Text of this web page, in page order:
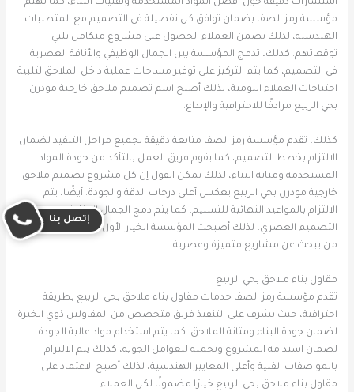
استشارات دقيقة حول أفضل المواد المستخدمة وتقنيات البناء، كما تهتم
مؤسسة رمز الصفا بضمان توافق كل تفصيلة في التصميم مع المتطلبات
الهندسية، لذلك يضمن العملاء الحصول على مشروع متكامل يلبي
توقعاتهم. كذلك، تدمج المؤسسة بين الجمال الوظيفي والأناقة العصرية
في التصميم، كما يتم التركيز على توفير مساحات عملية داخل الملاحق لتلبية
احتياجات العملاء اليومية، لذلك أصبح اسم تصميم ملاحق خارجية مودرن
بحي الربيع مرادفًا للاحترافية والإبداع.
كذلك، تقدم مؤسسة رمز الصفا متابعة دقيقة لجميع مراحل التنفيذ لضمان
الالتزام بخطط التصميم، كما يقوم فريق العمل بالتأكد من جودة المواد
المستخدمة ومتانة البناء، لذلك يمكن القول إن كل مشروع تصميم ملاحق
خارجية مودرن بحي الربيع يعكس أعلى درجات الدقة والجودة. أيضًا، يتم
الالتزام بالمواعيد النهائية للتسليم، كما يتم دمج الجمال الوظيفي مع
التصميم العصري، لذلك أصبحت المؤسسة الخيار الأول في حي الربيع لكل
من يبحث عن مشاريع متميزة وعصرية.
مقاول بناء ملاحق بحي الربيع
تقدم مؤسسة رمز الصفا خدمات مقاول بناء ملاحق بحي الربيع بطريقة
احترافية، حيث يشرف على التنفيذ فريق متخصص من المقاولين ذوي الخبرة
لضمان جودة البناء ومتانة الملاحق. كما يتم استخدام مواد عالية الجودة
لضمان استدامة المشروع وتحمله للعوامل الجوية، كذلك يتم الالتزام
بالمواصفات الفنية وأعلى المعايير الهندسية، لذلك أصبح الاعتماد على
مقاول بناء ملاحق بحي الربيع خيارًا مضمونًا لكل العملاء.
إتصل بنا